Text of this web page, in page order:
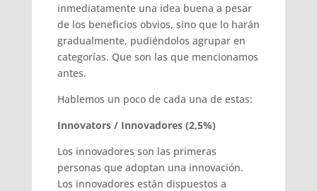
inmediatamente una idea buena a pesar
de los beneficios obvios, sino que lo harán
gradualmente, pudiéndolos agrupar en
categorías. Que son las que mencionamos
antes.
Hablemos un poco de cada una de estas:
Innovators / Innovadores (2,5%)
Los innovadores son las primeras
personas que adoptan una innovación.
Los innovadores están dispuestos a